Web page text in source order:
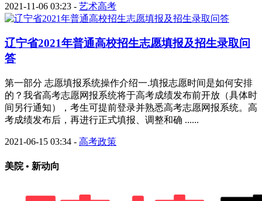
2021-11-06 03:23 - 艺术高考
辽宁省2021年普通高校招生志愿填报及招生录取问
答
第一部分 志愿填报系统操作介绍一.填报志愿时间是如何安排
的？我省高考志愿网报系统将于高考成绩发布前开放（具体时
间另行通知），考生可提前登录并熟悉高考志愿网报系统。高
考成绩发布后，再进行正式填报、调整和确 ......
2021-06-15 03:34 - 高考政策
美院 • 新动向